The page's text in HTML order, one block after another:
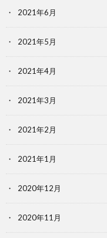
2021年6月
2021年5月
2021年4月
2021年3月
2021年2月
2021年1月
2020年12月
2020年11月